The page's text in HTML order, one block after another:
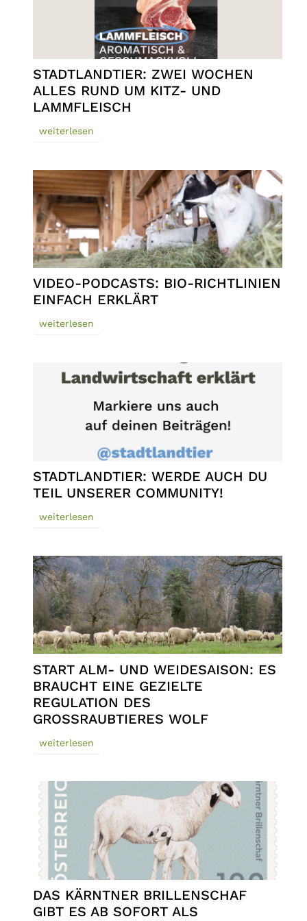
STADTLANDTIER: ZWEI WOCHEN
ALLES RUND UM KITZ- UND
LAMMFLEISCH
weiterlesen
VIDEO-PODCASTS: BIO-RICHTLINIEN
EINFACH ERKLÄRT
weiterlesen
STADTLANDTIER: WERDE AUCH DU
TEIL UNSERER COMMUNITY!
weiterlesen
START ALM- UND WEIDESAISON: ES
BRAUCHT EINE GEZIELTE
REGULATION DES
GROSSRAUBTIERES WOLF
weiterlesen
DAS KÄRNTNER BRILLENSCHAF
GIBT ES AB SOFORT ALS